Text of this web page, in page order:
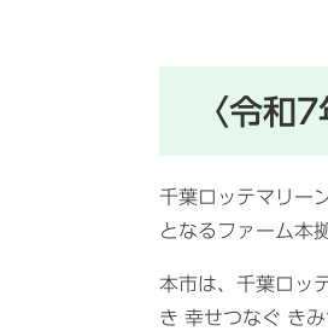
〈令和
千葉ロッテマリー
となるファーム本
本市は、 千葉ロッ
き 幸せつなぐ き